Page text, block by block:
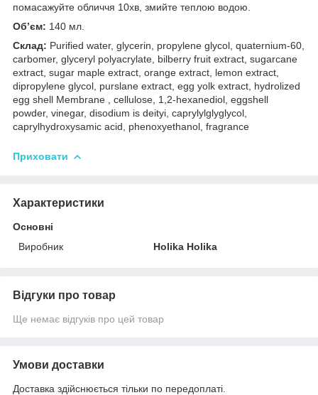
помасажуйте обличчя 10хв, змийте теплою водою.
Об’єм: 140 мл.
Склад: Purified water, glycerin, propylene glycol, quaternium-60,
carbomer, glyceryl polyacrylate, bilberry fruit extract, sugarcane
extract, sugar maple extract, orange extract, lemon extract,
dipropylene glycol, purslane extract, egg yolk extract, hydrolized
egg shell Membrane , cellulose, 1,2-hexanediol, eggshell
powder, vinegar, disodium is deityi, caprylylglyglycol,
caprylhydroxysamic acid, phenoxyethanol, fragrance
Приховати
Характеристики
Основні
Виробник
Holika Holika
Відгуки про товар
Ще немає відгуків про цей товар
Умови доставки
Доставка здійснюється тільки по передоплаті.